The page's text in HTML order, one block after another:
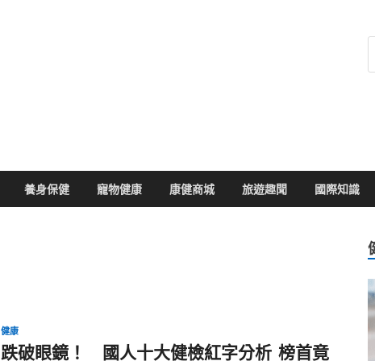
養身保健 寵物健康 康健商城 旅遊趣聞 國際知識
健康
跌破眼鏡！ 國人十大健檢紅字分析 ​ 榜首竟